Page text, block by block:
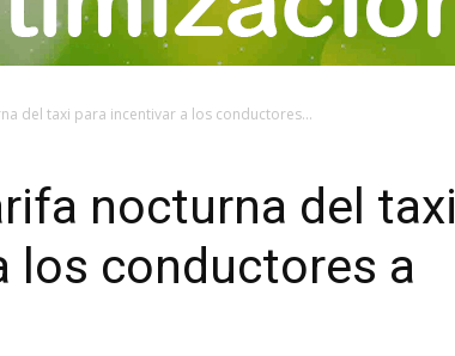
del taxi para incentivar a los conductores...
nocturna del taxi
los conductores a